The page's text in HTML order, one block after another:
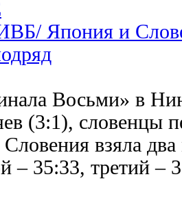
Япония и
Восьми» в
(3:1), словенцы
взяла два
– 35:33, третий –